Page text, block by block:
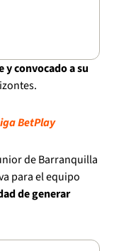
convocado a su
BetPlay
de Barranquilla
para el equipo
de generar